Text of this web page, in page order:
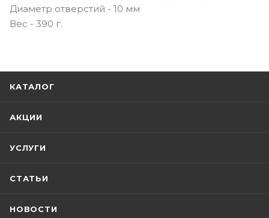
Диаметр отверстий - 10 мм
Вес - 390 г.
КАТАЛОГ
АКЦИИ
УСЛУГИ
СТАТЬИ
НОВОСТИ